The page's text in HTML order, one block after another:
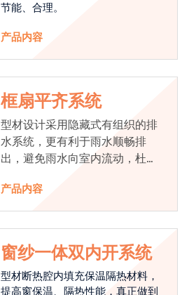
节能、合理。
产品内容
框扇平齐系统
型材设计采用隐藏式有组织的排
水系统，更有利于雨水顺畅排
出，避免雨水向室内流动，杜绝
产品内容
窗纱一体双内开系统
型材断热腔内填充保温隔热材料，
提高窗保温、隔热性能，真正做到